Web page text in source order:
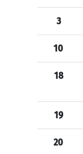
3
10
18
19
20